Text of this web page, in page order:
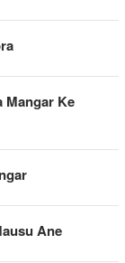
Mangar Ke
Ane